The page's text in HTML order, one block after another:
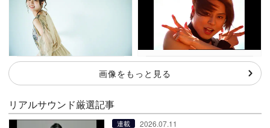
画像をもっと見る
リアルサウンド厳選記事
連載 2026.07.11